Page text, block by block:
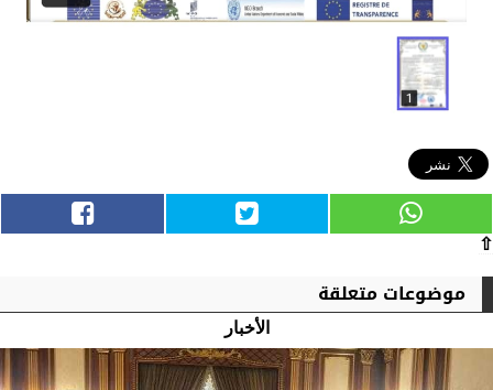
⇧
موضوعات متعلقة
الأخبار